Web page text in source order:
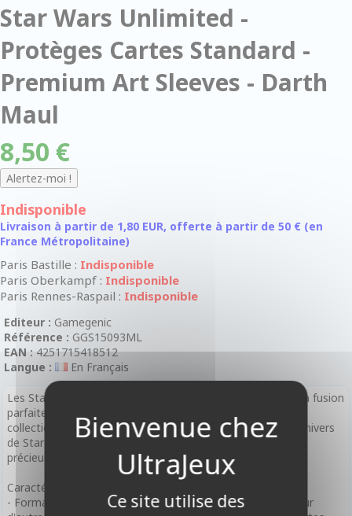
Star Wars Unlimited -
Protèges Cartes Standard -
Premium Art Sleeves - Darth
Maul
8,50 €
Indisponible
Livraison à partir de 1,80 EUR, offerte à partir de 50 € (en
France Métropolitaine)
Paris Bastille : Indisponible
Paris Oberkampf : Indisponible
Paris Rennes-Raspail : Indisponible
Editeur : Gamegenic
Référence : GGS15093ML
EAN : 4251715418512
Langue :
En Français
Les Star Wars Unlimited - Premium Art Sleeves incarnent la fusion
parfaite de la protection et du style pour vos cartes à
collectionner. Ces manchons sont conçus pour célébrer l'univers
de Star Wars tout en offrant une sécurité optimale à vos
précieuses cartes de jeu.
Caractéristiques Techniques :
- Format : Optimisé pour Star Wars Unlimited ainsi que pour
Ce site utilise des